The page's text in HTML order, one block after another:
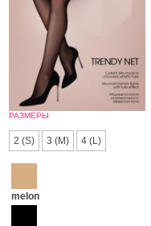
РАЗМЕРЫ
2 (S) 3 (M) 4 (L)
melon